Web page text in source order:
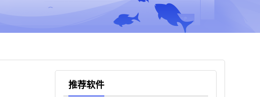
推荐软件